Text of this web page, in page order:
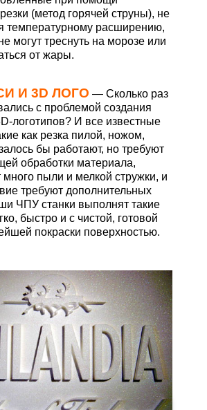
(метод горячей струны), не
температурному расширению,
могут треснуть на морозе или
от жары.
И 3D ЛОГО — Сколько раз
с проблемой создания
логотипов? И все известные
как резка пилой, ножом,
бы работают, но требуют
обработки материала,
много пыли и мелкой стружки, и
требуют дополнительных
ЧПУ станки выполнят такие
быстро и с чистой, готовой
покраски поверхностью.